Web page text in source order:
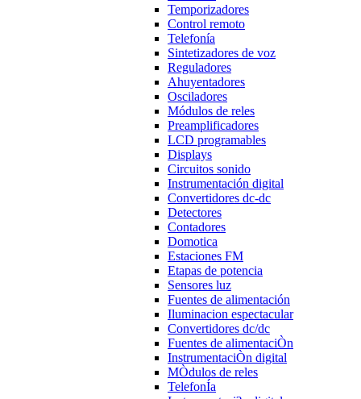
Temporizadores
Control remoto
Telefonía
Sintetizadores de voz
Reguladores
Ahuyentadores
Osciladores
Módulos de reles
Preamplificadores
LCD programables
Displays
Circuitos sonido
Instrumentación digital
Convertidores dc-dc
Detectores
Contadores
Domotica
Estaciones FM
Etapas de potencia
Sensores luz
Fuentes de alimentación
Iluminacion espectacular
Convertidores dc/dc
Fuentes de alimentaciÒn
InstrumentaciÒn digital
MÒdulos de reles
TelefonÍa